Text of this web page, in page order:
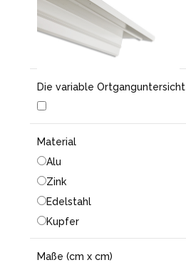
Die variable Ortganguntersicht
Material
Alu
Zink
Edelstahl
Kupfer
Maße (cm x cm)